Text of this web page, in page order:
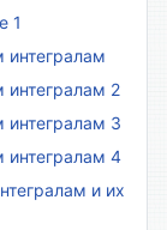
1
2
3
интегралам 4
и их